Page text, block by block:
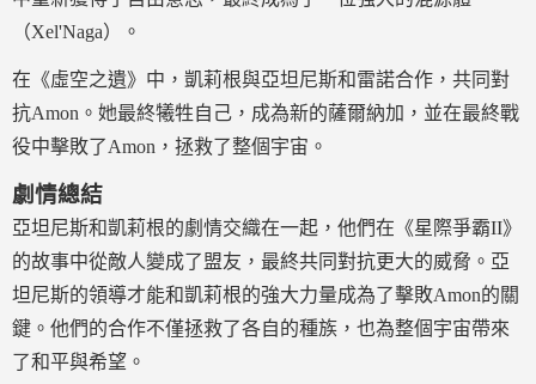
（Xel'Naga）。
在《虛空之遺》中，凱莉根與亞坦尼斯和雷諾合作，共同對
抗Amon。她最終犧牲自己，成為新的薩爾納加，並在最終戰
役中擊敗了Amon，拯救了整個宇宙。
劇情總結
亞坦尼斯和凱莉根的劇情交織在一起，他們在《星際爭霸II》
的故事中從敵人變成了盟友，最終共同對抗更大的威脅。亞
坦尼斯的領導才能和凱莉根的強大力量成為了擊敗Amon的關
鍵。他們的合作不僅拯救了各自的種族，也為整個宇宙帶來
了和平與希望。